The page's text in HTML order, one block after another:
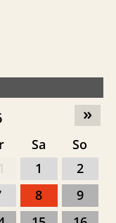
»
Sa
So
1
2
8
9